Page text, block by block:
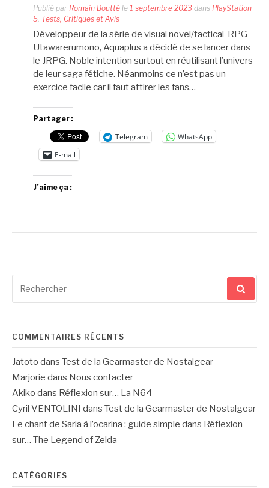
Publié par Romain Boutté le 1 septembre 2023 dans PlayStation
5 Tests, Critiques et Avis
Développeur de la série de visual novel/tactical-RPG
Utawarerumono, Aquaplus a décidé de se lancer dans
le JRPG. Noble intention surtout en réutilisant l’univers
de leur saga fétiche. Néanmoins ce n’est pas un
exercice facile car il faut attirer les fans…
Partager :
Telegram
WhatsApp
E-mail
J’aime ça :
pour
COMMENTAIRES RÉCENTS
Jatoto dans Test de la Gearmaster de Nostalgear
Marjorie dans Nous contacter
Akiko dans Réflexion sur… La N64
Cyril VENTOLINI dans Test de la Gearmaster de Nostalgear
Le chant de Saria à l’ocarina : guide simple dans Réflexion
sur… The Legend of Zelda
CATÉGORIES